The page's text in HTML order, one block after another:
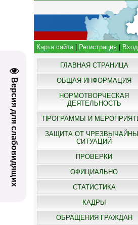
Версия для слабовидящих
Карта сайта| Регистрация Вход
ГЛАВНАЯ СТРАНИЦА
ОБЩАЯ ИНФОРМАЦИЯ
НОРМОТВОРЧЕСКАЯ
ДЕЯТЕЛЬНОСТЬ
ПРОГРАММЫ И
ЗАЩИТА ОТ
СИТУАЦИЙ
ПРОВЕРКИ
ОФИЦИАЛЬНО
СТАТИСТИКА
КАДРЫ
ОБРАЩЕНИЯ ГРАЖДАН